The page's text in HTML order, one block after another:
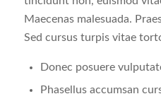
Maecenas malesuada.
Sed cursus turpis vitae
Donec posuere
Phasellus accumsan